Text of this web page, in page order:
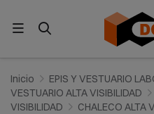
Inicio EPIS Y VESTUARIO
VESTUARIO ALTA VISIBILIDAD
VISIBILIDAD
CHALECO ALTA